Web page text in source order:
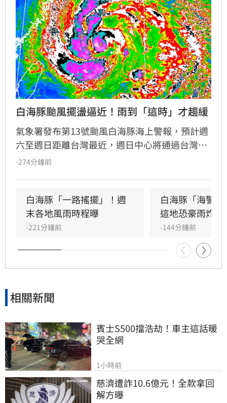
白海豚颱風擺盪逼近！雨到「這時」才趨緩
氣象署發布第13號颱風白海豚海上警報，預計週
六至週日距離台灣最近，週日中心將通過台灣北
方海面。受颱風外圍環流影響，北台灣與西半部
象署特別提醒，宜花東地區位於背風側，未來兩
天恐出現38度極端高溫，請留意焚風與熱傷害。
-274分鐘前
白海豚「一路搖擺」！週
末各地風雨時程曝
-221分鐘前
白海豚「海警
這地恐豪雨炸2
-144分鐘前
相關新聞
賓士S500擋浩劫！車主這話暖
哭全網
1小時前
慈濟遭詐10.6億元！全款拿回
解方曝